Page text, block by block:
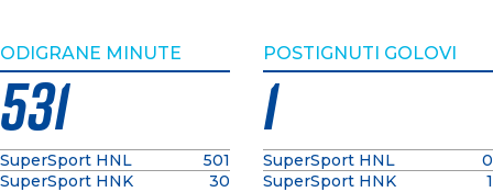
ODIGRANE MINUTE
531
SuperSport HNL
501
SuperSport HNK
30
POSTIGNUTI GOLOVI
1
SuperSport HNL
0
SuperSport HNK
1